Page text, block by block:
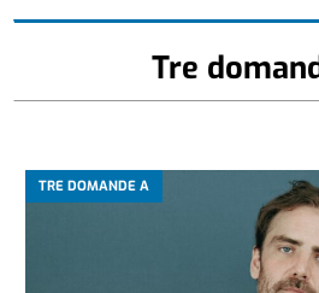
Tre
TRE DOMANDE A